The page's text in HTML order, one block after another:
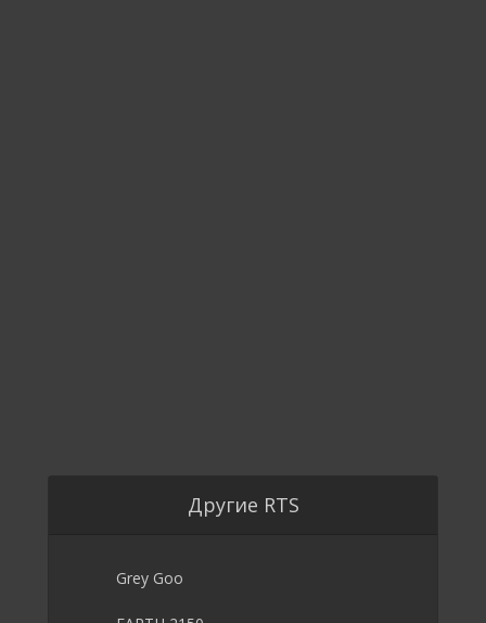
Другие RTS
Grey Goo